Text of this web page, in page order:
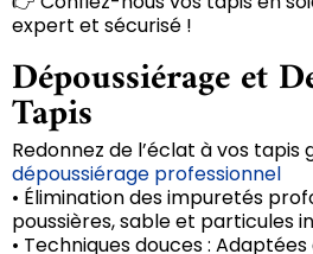
expert et sécurisé !
Dépoussiérage et
Tapis
Redonnez de l’éclat à vos tapis
dépoussiérage professionnel
• Élimination des impuretés
poussières, sable et particules
• Techniques douces :